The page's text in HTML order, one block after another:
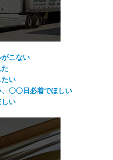
こない
い
〇〇日必着でほしい
い